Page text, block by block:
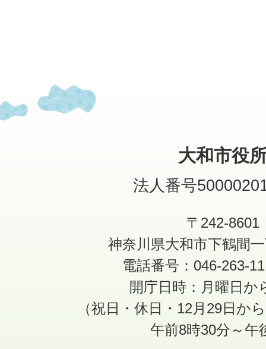
大和市役
法人番号
〒242-8601
神奈川県大和市下鶴間
電話番号：046-263-
開庁日時：月曜日か
（祝日・休日・12月29日か
午前8時30分～午